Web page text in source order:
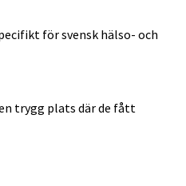
för svensk hälso- och
trygg plats där de fått